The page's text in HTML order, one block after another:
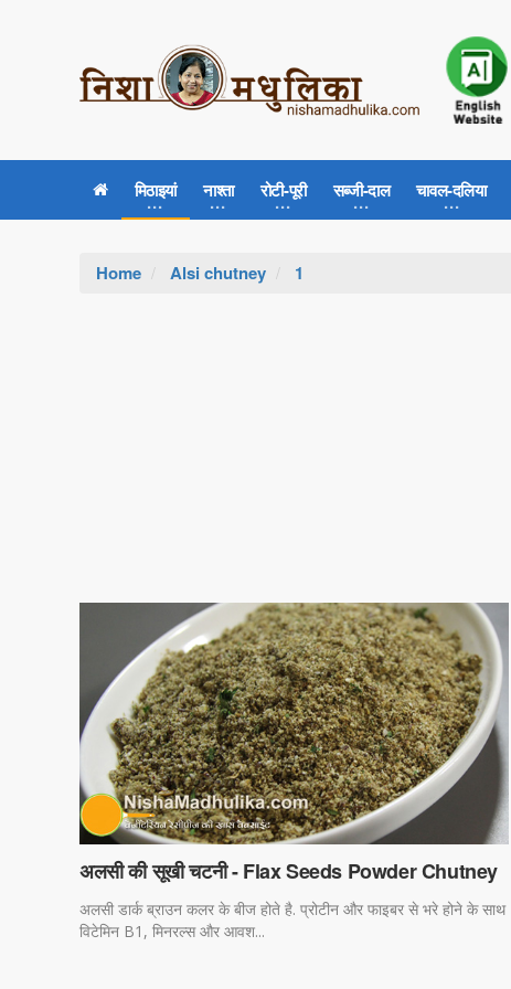
मिठाइयां नाश्ता रोटी-पूरी सब्जी-दाल चावल-दलिया
Home Alsi chutney 1
अलसी की सूखी चटनी - Flax Seeds Powder Chutney
अलसी डार्क ब्राउन कलर के बीज होते है. प्रोटीन और फाइबर से भरे होने के साथ
विटेमिन B1, मिनरल्स और आवश...